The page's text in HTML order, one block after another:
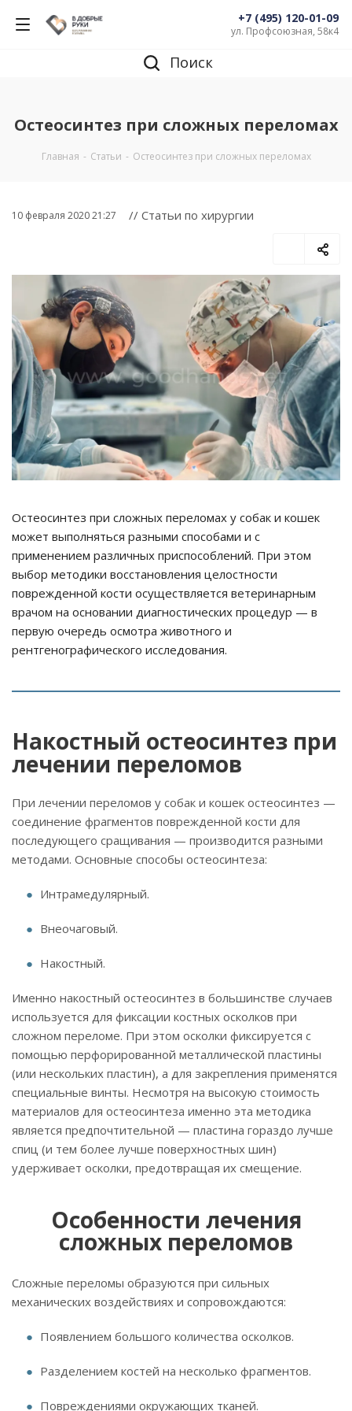
+7 (495) 120-01-09
ул. Профсоюзная, 58к4
Поиск
Остеосинтез при сложных переломах
Главная - Статьи - Остеосинтез при сложных переломах
10 февраля 2020 21:27 // Статьи по хирургии
Остеосинтез при сложных переломах у собак и кошек
может выполняться разными способами и с
применением различных приспособлений. При этом
выбор методики восстановления целостности
поврежденной кости осуществляется ветеринарным
врачом на основании диагностических процедур — в
первую очередь осмотра животного и
рентгенографического исследования.
Накостный остеосинтез при
лечении переломов
При лечении переломов у собак и кошек остеосинтез —
соединение фрагментов поврежденной кости для
последующего сращивания — производится разными
методами. Основные способы остеосинтеза:
Интрамедулярный.
Внеочаговый.
Накостный.
Именно накостный остеосинтез в большинстве случаев
используется для фиксации костных осколков при
сложном переломе. При этом осколки фиксируется с
помощью перфорированной металлической пластины
(или нескольких пластин), а для закрепления применятся
специальные винты. Несмотря на высокую стоимость
материалов для остеосинтеза именно эта методика
является предпочтительной — пластина гораздо лучше
спиц (и тем более лучше поверхностных шин)
удерживает осколки, предотвращая их смещение.
Особенности лечения
сложных переломов
Сложные переломы образуются при сильных
механических воздействиях и сопровождаются:
Появлением большого количества осколков.
Разделением костей на несколько фрагментов.
Повреждениями окружающих тканей.